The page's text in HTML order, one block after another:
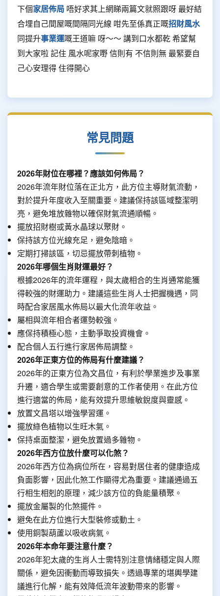
下個家居佈局 唔好求其上網睇兩篇文就照跟呀 最好結
合埋自己間屋嘅間隔同光線 咁先至係真正嘅招財風水
同提升事業運嘅王道嘛 呀～～ 講到口水都乾 希望幫
到大家啦 記住 風水呢家嘢 信則有 不信則無 最緊要自
己心安理得 住得開心
常見問題
2026年財位在哪裡？應該如何佈局？
2026年流年財位落在正北方，此方位主導財氣流動，
對於提升年度收入至關重要。建議保持該區域整潔明
亮，避免堆放雜物以確保財氣流通順暢。
擺放招財樹或黃水晶球以聚財。
保持該方位光線充足，避免陰暗。
定期打掃該區，切忌擺放帶刺植物。
2026年哪個生肖財運最好？
根據2026年的流年運程，與太歲相合的生肖通常能獲
得較強的財運助力。建議這些生肖人士把握機遇，同
時配合家居風水佈局以最大化流年收益。
屬相與流年相合者運勢較強。
應保持積極心態，主動爭取投資機會。
配合個人五行進行家居佈局調整。
2026年正東方位的佈局有什麼建議？
2026年的正東方位為文昌位，有利於學業進步及事業
升遷，適合學生或需要創意的工作者使用。在此方位
進行適當的佈局，能有效提升思維敏銳度與靈感。
放置文昌塔以增強學習運。
擺放綠色植物以生旺木氣。
保持桌面整潔，避免放置過多雜物。
2026年西方位放什麼可以化煞？
2026年西方位為病位所在，容易對居住者的健康造成
負面影響，因此化煞工作顯得尤為重要。建議通過五
行相生相剋的原理，減少該方位的負能量積聚。
擺放金屬製的化煞擺件。
避免在此方位進行大型裝修或動土。
使用銅製葫蘆以吸收病氣。
2026年本命年要注意什麼？
2026年犯太歲的生肖人士需特別注意情緒穩定與人際
關係，避免因衝動而導致損失。透過專業的堪輿學建
議進行化解，能有效降低流年波動帶來的影響。